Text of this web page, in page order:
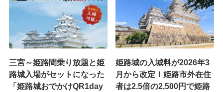
三宮～姫路間乗り放題と姫
路城入場がセットになった
「姫路城おでかけQR1day
姫路城の入城料が2026年3
月から改定！姫路市外在住
者は2.5倍の2,500円で姫路